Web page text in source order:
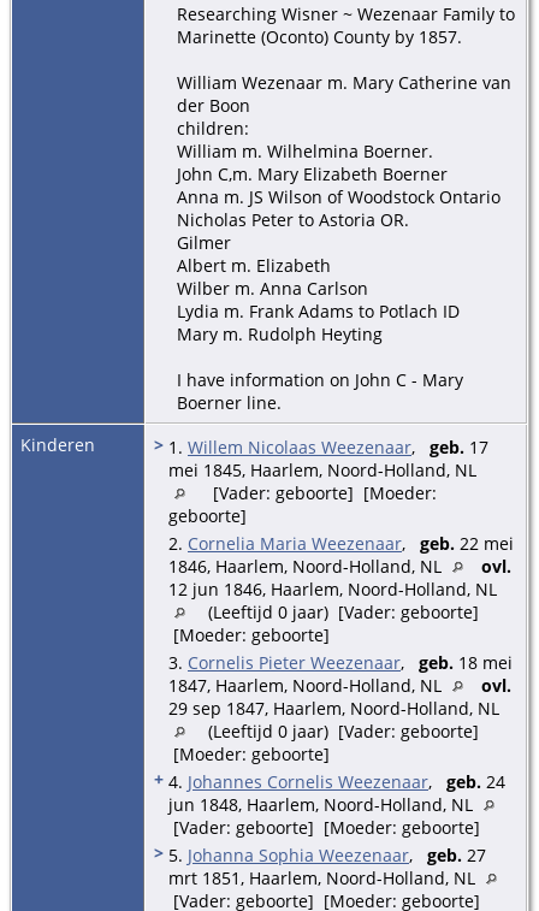
Researching Wisner ~ Wezenaar Family to
Marinette (Oconto) County by 1857.
William Wezenaar m. Mary Catherine van
der Boon
children:
William m. Wilhelmina Boerner.
John C,m. Mary Elizabeth Boerner
Anna m. JS Wilson of Woodstock Ontario
Nicholas Peter to Astoria OR.
Gilmer
Albert m. Elizabeth
Wilber m. Anna Carlson
Lydia m. Frank Adams to Potlach ID
Mary m. Rudolph Heyting
I have information on John C - Mary
Boerner line.
Kinderen
> 1. Willem Nicolaas Weezenaar, geb. 17
mei 1845, Haarlem, Noord-Holland, NL
[Vader: geboorte] [Moeder:
geboorte]
2. Cornelia Maria Weezenaar, geb. 22 mei
1846, Haarlem, Noord-Holland, NL
ovl.
12 jun 1846, Haarlem, Noord-Holland, NL
(Leeftijd 0 jaar) [Vader: geboorte]
[Moeder: geboorte]
3. Cornelis Pieter Weezenaar, geb. 18 mei
1847, Haarlem, Noord-Holland, NL
ovl.
29 sep 1847, Haarlem, Noord-Holland, NL
(Leeftijd 0 jaar) [Vader: geboorte]
[Moeder: geboorte]
+ 4. Johannes Cornelis Weezenaar, geb. 24
jun 1848, Haarlem, Noord-Holland, NL
[Vader: geboorte] [Moeder: geboorte]
> 5. Johanna Sophia Weezenaar, geb. 27
mrt 1851, Haarlem, Noord-Holland, NL
[Vader: geboorte] [Moeder: geboorte]